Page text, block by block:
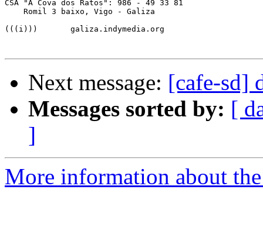
CSA "A Cova dos Ratos": 986 - 49 33 81
    Romil 3 baixo, Vigo - Galiza
(((i)))       galiza.indymedia.org
Next message: [cafe-sd]
Messages sorted by: [
]
More information about